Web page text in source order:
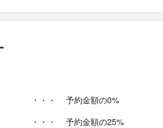
・・・
予約金額の0%
・・・
予約金額の25%